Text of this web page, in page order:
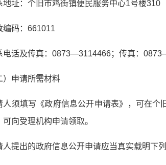
址： 个旧市鸡街镇便民服务中心1号楼310
编码：661011
电话及传真：0873—3114466；传真：
）申请所需材料
人须填写《政府信息公开申请表》，可在
向受理机构申请领取。
人提出的政府信息公开申请应当真实载明下列